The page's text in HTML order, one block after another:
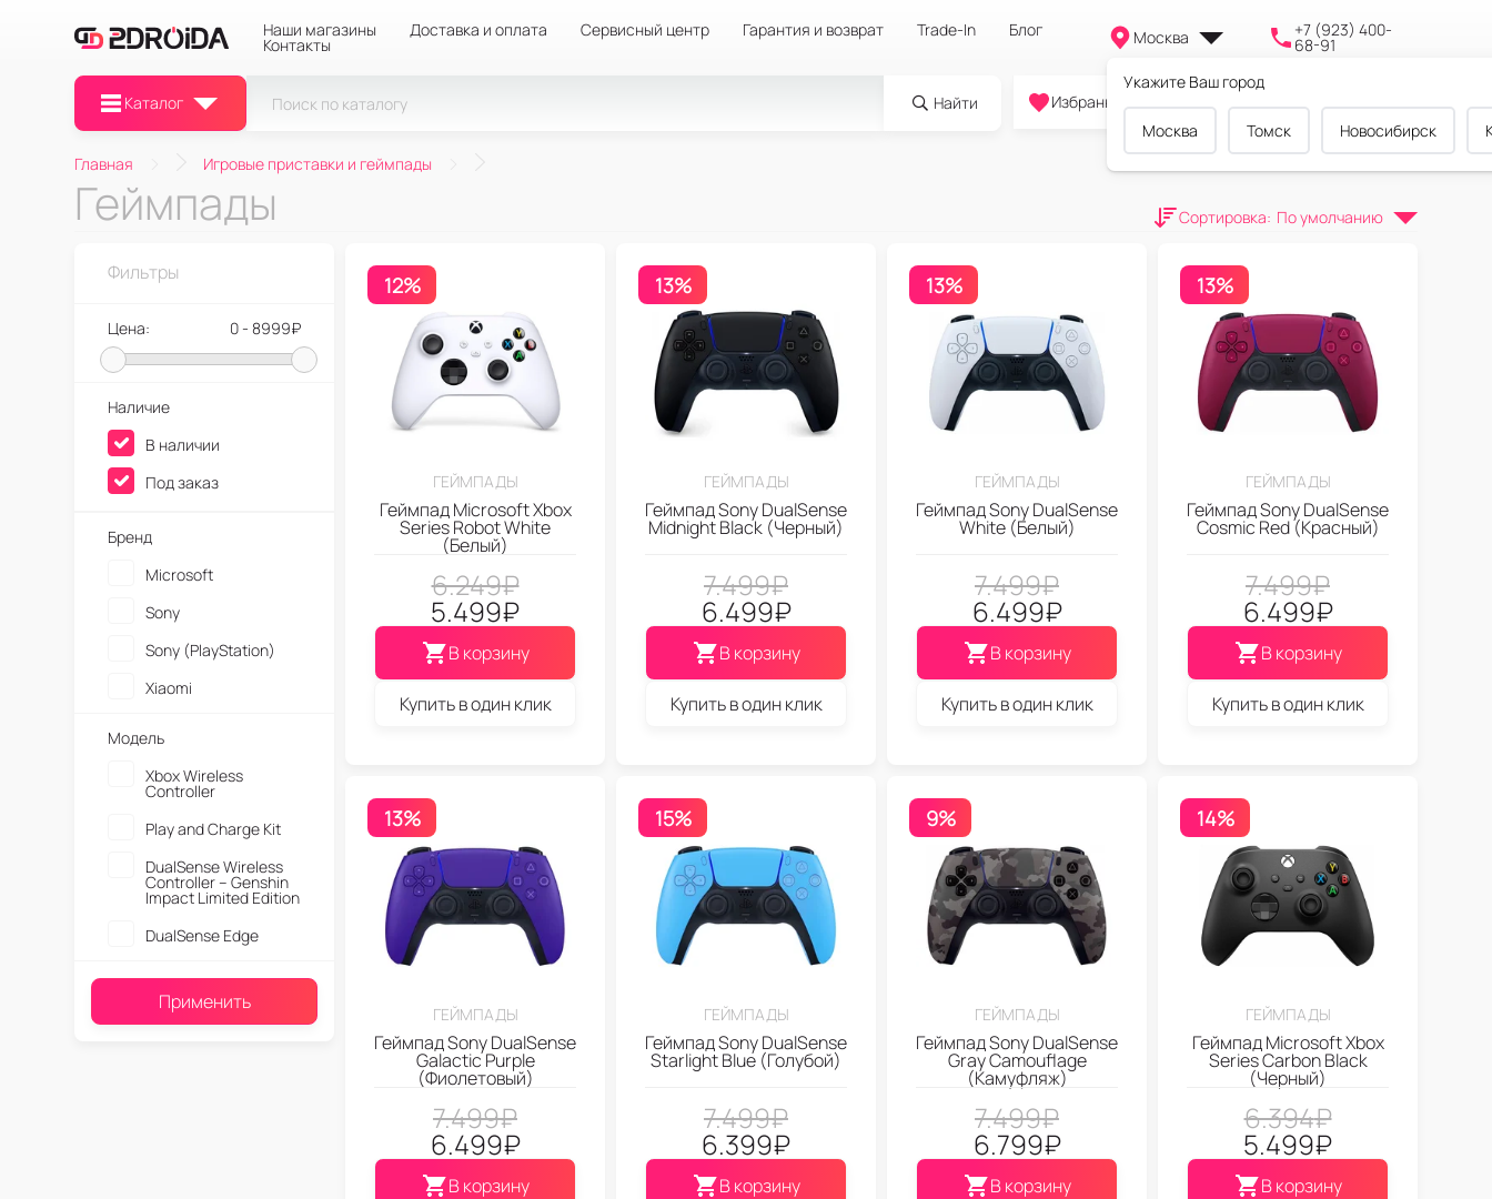
Наши магазины Доставка и оплата Сервисный центр Гарантия и возврат Trade-In Блог
Контакты Москва
Укажите Ваш город
Москва Томск Новосибирск
+7 (923) 400-
68-91
Каталог Найти
0
Избранное Cравнение Корзина
Главная Игровые приставки и геймпады
Геймпады Сортировка: По умолчанию
12%
ГЕЙМПАДЫ
Геймпад Microsoft Xbox
Series Robot White
(Белый)
6.249₽
5.499₽
В корзину
Купить в один клик
13%
ГЕЙМПАДЫ
Геймпад Sony DualSense
Midnight Black (Черный)
7.499₽
6.499₽
В корзину
Купить в один клик
13%
ГЕЙМПАДЫ
Геймпад Sony DualSense
White (Белый)
7.499₽
6.499₽
В корзину
Купить в один клик
13%
ГЕЙМПАДЫ
Геймпад Sony DualSense
Cosmic Red (Красный)
7.499₽
6.499₽
В корзину
Купить в один клик
13%
ГЕЙМПАДЫ
Геймпад Sony DualSense
Galactic Purple
(Фиолетовый)
7.499₽
6.499₽
В корзину
15%
ГЕЙМПАДЫ
Геймпад Sony DualSense
Starlight Blue (Голубой)
7.499₽
6.399₽
В корзину
9%
ГЕЙМПАДЫ
Геймпад Sony DualSense
Gray Camouflage
(Камуфляж)
7.499₽
6.799₽
В корзину
14%
ГЕЙМПАДЫ
Геймпад Microsoft Xbox
Series Carbon Black
(Черный)
6.394₽
5.499₽
В корзину
Фильтры
Цена: 0 - 8999₽
Наличие
В наличии
Под заказ
Бренд
Microsoft
Sony
Sony (PlayStation)
Xiaomi
Модель
Xbox Wireless
Controller
Play and Charge Kit
DualSense Wireless
Controller – Genshin
Impact Limited Edition
DualSense Edge
Применить